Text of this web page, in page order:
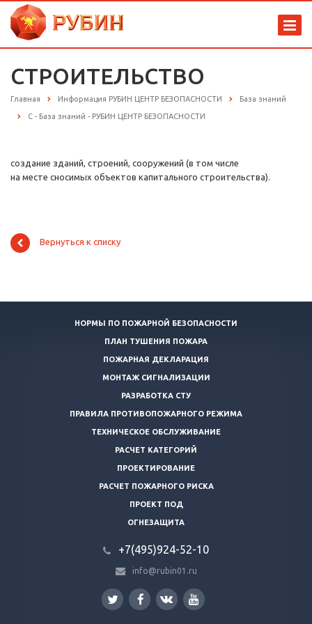
СТРОИТЕЛЬСТВО
Главная Информация РУБИН ЦЕНТР БЕЗОПАСНОСТИ База знаний
С - База знаний - РУБИН ЦЕНТР БЕЗОПАСНОСТИ
создание зданий, строений, сооружений (в том числе
на месте сносимых объектов капитального строительства).
Вернуться к списку
НОРМЫ ПО ПОЖАРНОЙ БЕЗОПАСНОСТИ
ПЛАН ТУШЕНИЯ ПОЖАРА
ПОЖАРНАЯ ДЕКЛАРАЦИЯ
МОНТАЖ СИГНАЛИЗАЦИИ
РАЗРАБОТКА СТУ
ПРАВИЛА ПРОТИВОПОЖАРНОГО РЕЖИМА
ТЕХНИЧЕСКОЕ ОБСЛУЖИВАНИЕ
РАСЧЕТ КАТЕГОРИЙ
ПРОЕКТИРОВАНИЕ
РАСЧЕТ ПОЖАРНОГО РИСКА
ПРОЕКТ ПОД
ОГНЕЗАЩИТА
+7(495)924-52-10
info@rubin01.ru